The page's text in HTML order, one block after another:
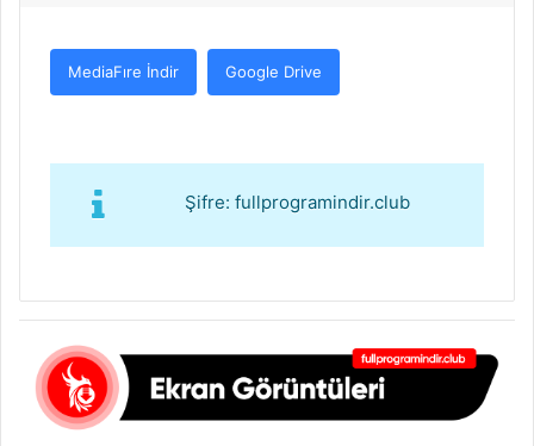
MediaFıre İndir Google Drive
Şifre: fullprogramindir.club